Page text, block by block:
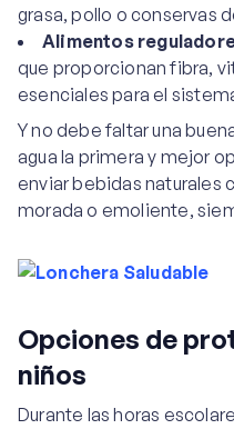
grasa, pollo o conservas
Alimentos
que proporcionan fibra,
esenciales para el
Y no debe faltar una
agua la primera y mejor
enviar bebidas naturales
morada o emoliente,
Opciones de
niños
Durante las horas